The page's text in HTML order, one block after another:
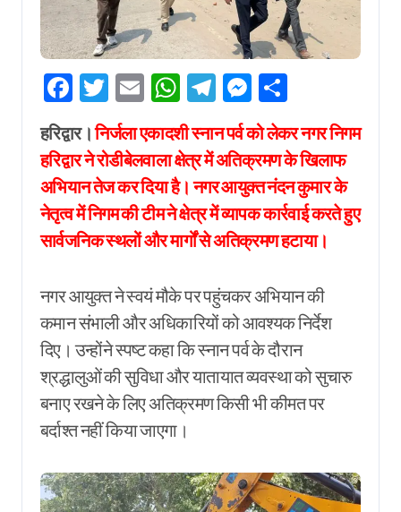
Facebook
Twitter
EmailWhatsApp
Telegram
Messenger
हरिद्वार।निर्जला एकादशी स्नान पर्व को लेकर नगर निगम
हरिद्वार ने रोडीबेलवाला क्षेत्र में अतिक्रमण के खिलाफ
अभियान तेज कर दिया है। नगर आयुक्त नंदन कुमार के
नेतृत्व में निगम की टीम ने क्षेत्र में व्यापक कार्रवाई करते हुए
सार्वजनिक स्थलों और मार्गों से अतिक्रमण हटाया।
नगर आयुक्त ने स्वयं मौके पर पहुंचकर अभियान की
कमान संभाली और अधिकारियों को आवश्यक निर्देश
दिए। उन्होंने स्पष्ट कहा कि स्नान पर्व के दौरान
श्रद्धालुओं की सुविधा और यातायात व्यवस्था को सुचारु
बनाए रखने के लिए अतिक्रमण किसी भी कीमत पर
बर्दाश्त नहीं किया जाएगा।